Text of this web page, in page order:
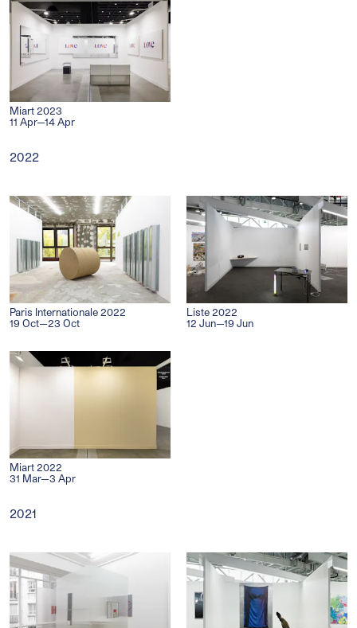
Miart 2023
11 Apr—14 Apr
2022
Paris Internationale 2022
19 Oct—23 Oct
Liste 2022
12 Jun—19 Jun
Miart 2022
31 Mar—3 Apr
2021